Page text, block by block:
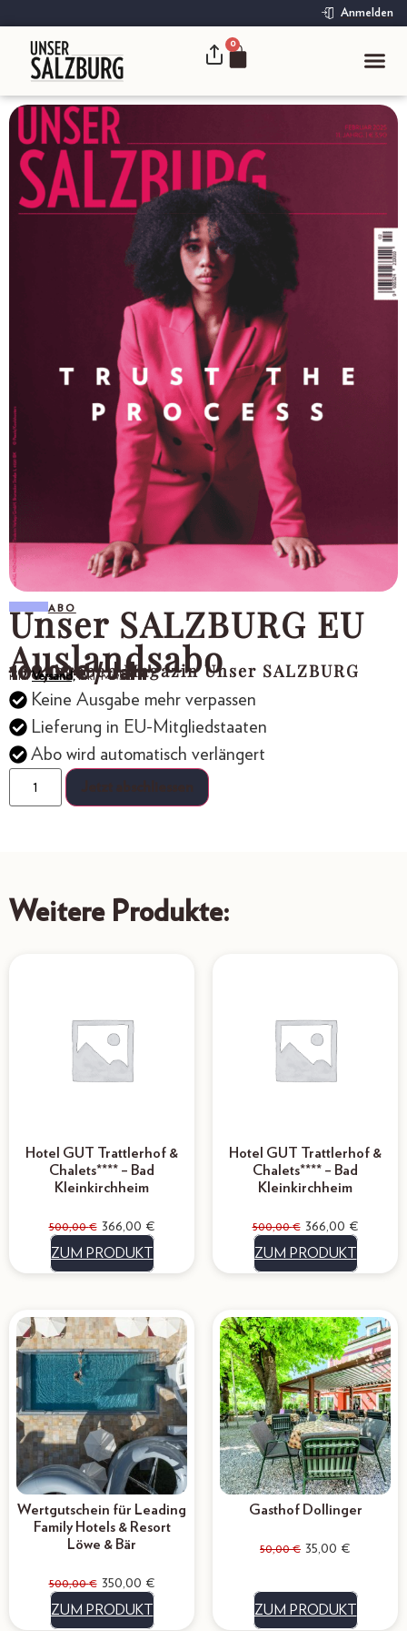
Anmelden
0
ABO
Unser SALZBURG EU
Auslandsabo
10 Ausgaben Magazin Unser SALZBURG
108,00€ / Jahr
inkl.Versand,inkl. MwSt.
Keine Ausgabe mehr verpassen
Lieferung in EU-Mitgliedstaaten
Abo wird automatisch verlängert
Weitere Produkte:
Hotel GUT Trattlerhof &
Chalets**** – Bad
Kleinkirchheim
500,00€ 366,00 €
ZUM PRODUKT
Hotel GUT Trattlerhof &
Chalets**** – Bad
Kleinkirchheim
500,00€ 366,00 €
ZUM PRODUKT
Wertgutschein für Leading
Family Hotels & Resort
Löwe & Bär
500,00€ 350,00 €
ZUM PRODUKT
Gasthof Dollinger
50,00€ 35,00 €
ZUM PRODUKT